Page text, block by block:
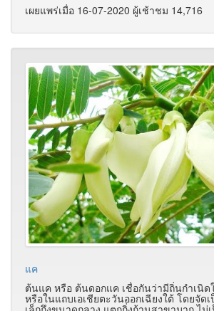
เผยแพร่เมื่อ 16-07-2020 ผู้เช้าชม 14,716
แค
ต้นแค หรือ ต้นดอกแค เชื่อกันว่ามีถิ่นกำเนิด
หรือในแถบเอเชียตะวันออกเฉียงใต้ โดยจั